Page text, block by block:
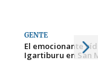
GENTE
El emocionante
Igartiburu en San